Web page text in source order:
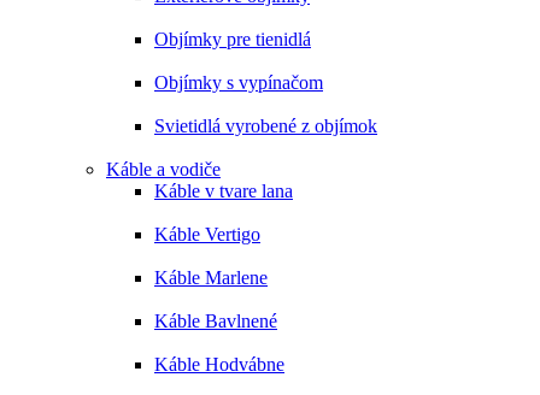
Objímky pre tienidlá
Objímky s vypínačom
Svietidlá vyrobené z objímok
Káble a vodiče
Káble v tvare lana
Káble Vertigo
Káble Marlene
Káble Bavlnené
Káble Hodvábne